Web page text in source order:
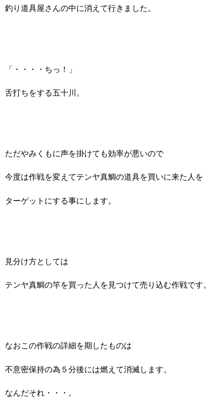
釣り道具屋さんの中に消えて行きました。
「・・・・ちっ！」
舌打ちをする五十川。
ただやみくもに声を掛けても効率が悪いので
今度は作戦を変えてテンヤ真鯛の道具を買いに来た人を
ターゲットにする事にします。
見分け方としては
テンヤ真鯛の竿を買った人を見つけて売り込む作戦です。
なおこの作戦の詳細を期したものは
不意密保持の為５分後には燃えて消滅します。
なんだそれ・・・。